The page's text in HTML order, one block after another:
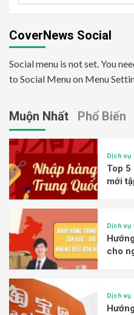
CoverNews Social
Social menu is not set. You
to Social Menu on Menu
Muộn Nhất Phổ Biến
Dịch vụ
Top 5
mới
Dịch vụ
cho
Dịch vụ